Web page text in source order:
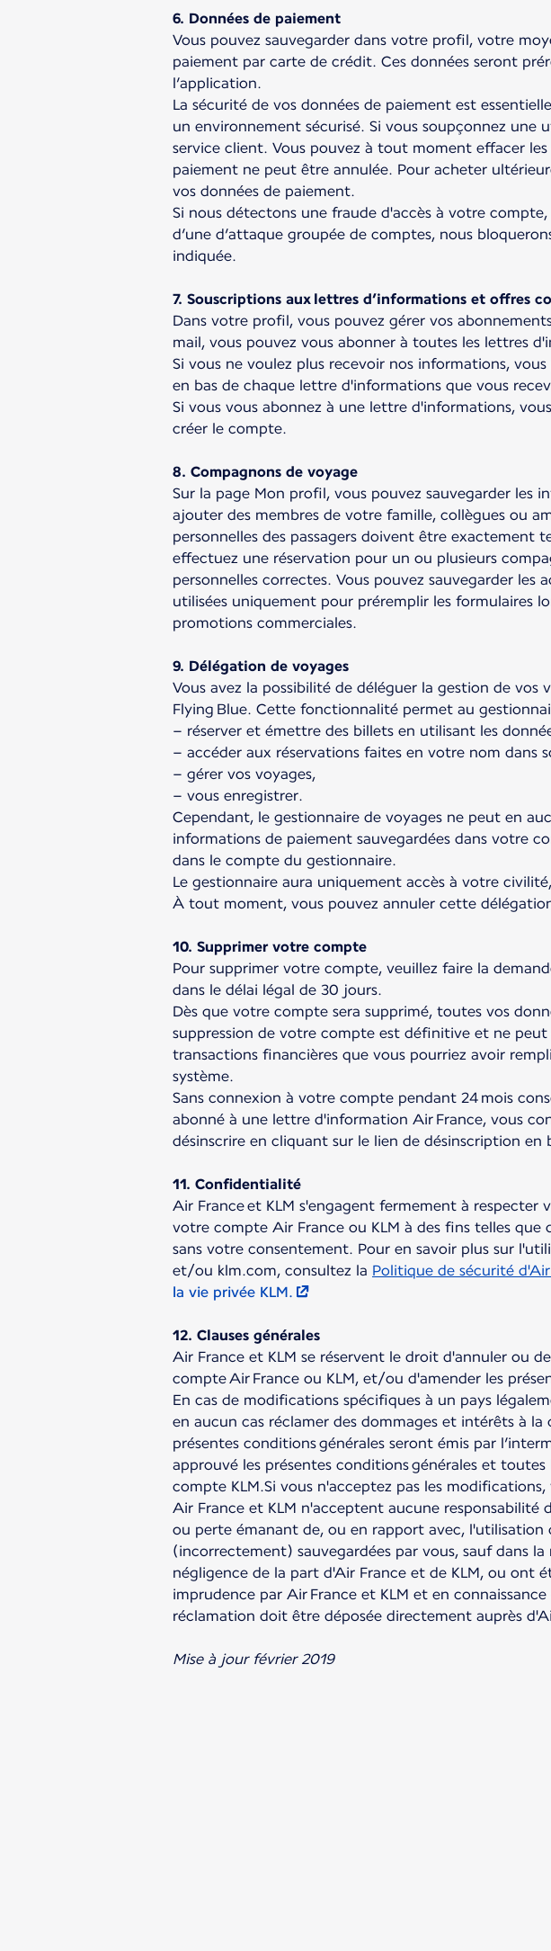
6. Données de paiement
Vous pouvez sauvegarder dans votre profil, votre
paiement par carte de crédit. Ces données seront
l’application.
La sécurité de vos données de paiement est
un environnement sécurisé. Si vous soupçonnez
service client. Vous pouvez à tout moment effacer
paiement ne peut être annulée. Pour acheter
vos données de paiement.
Si nous détectons une fraude d'accès à votre
d’une d’attaque groupée de comptes, nous
indiquée.
7. Souscriptions aux lettres d’informations et offres
Dans votre profil, vous pouvez gérer vos
mail, vous pouvez vous abonner à toutes les lettres
Si vous ne voulez plus recevoir nos informations,
en bas de chaque lettre d'informations que vous
Si vous vous abonnez à une lettre d'informations,
créer le compte.
8. Compagnons de voyage
Sur la page Mon profil, vous pouvez sauvegarder les
ajouter des membres de votre famille, collègues ou
personnelles des passagers doivent être exactement
effectuez une réservation pour un ou plusieurs
personnelles correctes. Vous pouvez sauvegarder
utilisées uniquement pour préremplir les formulaires
promotions commerciales.
9. Délégation de voyages
Vous avez la possibilité de déléguer la gestion de
Flying Blue. Cette fonctionnalité permet au
– réserver et émettre des billets en utilisant les
– accéder aux réservations faites en votre nom dans
– gérer vos voyages,
– vous enregistrer.
Cependant, le gestionnaire de voyages ne peut en
informations de paiement sauvegardées dans votre
dans le compte du gestionnaire.
Le gestionnaire aura uniquement accès à votre
À tout moment, vous pouvez annuler cette
10. Supprimer votre compte
Pour supprimer votre compte, veuillez faire la
dans le délai légal de 30 jours.
Dès que votre compte sera supprimé, toutes vos
suppression de votre compte est définitive et ne peut
transactions financières que vous pourriez avoir
système.
Sans connexion à votre compte pendant 24 mois
abonné à une lettre d'information Air France, vous
désinscrire en cliquant sur le lien de désinscription en
11. Confidentialité
Air France et KLM s'engagent fermement à respecter
votre compte Air France ou KLM à des fins telles
sans votre consentement. Pour en savoir plus sur
et/ou klm.com, consultez la Politique de sécurité
la vie privée KLM.
12. Clauses générales
Air France et KLM se réservent le droit d'annuler ou
compte Air France ou KLM, et/ou d'amender les
En cas de modifications spécifiques à un pays
en aucun cas réclamer des dommages et intérêts à
présentes conditions générales seront émis par
approuvé les présentes conditions générales et
compte KLM.Si vous n'acceptez pas les
Air France et KLM n'acceptent aucune
ou perte émanant de, ou en rapport avec,
(incorrectement) sauvegardées par vous, sauf dans
négligence de la part d'Air France et de KLM, ou ont
imprudence par Air France et KLM et en
réclamation doit être déposée directement auprès
Mise à jour février 2019